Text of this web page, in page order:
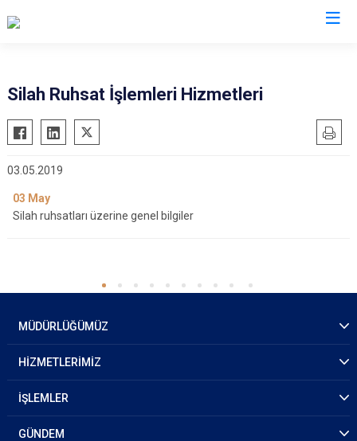
Silah Ruhsat İşlemleri Hizmetleri
03.05.2019
03 May
Silah ruhsatları üzerine genel bilgiler
MÜDÜRLÜĞÜMÜZ
HİZMETLERİMİZ
İŞLEMLER
GÜNDEM